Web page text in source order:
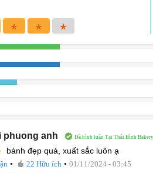
40%
40%
phuong anh Đã bình luận Tại Thái Bình Bakery
bánh đẹp quá, xuất sắc luôn ạ
• 22 Hữu ích • 01/11/2024 - 03:45